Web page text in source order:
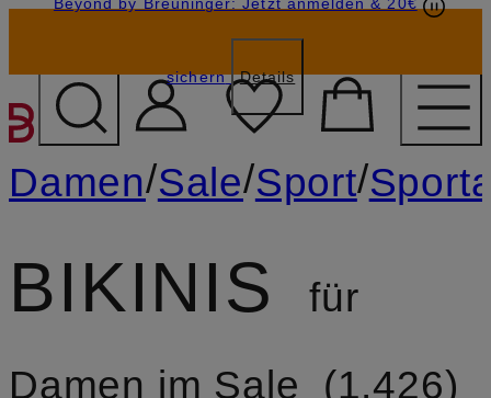
ZUM HAUPTINHALT
sichern Details
GESCHENK20
Damen/Sale/Sport/
BIKINIS
für
Damen im Sale
1.426